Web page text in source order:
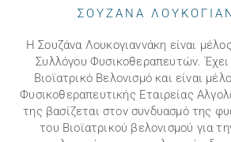
ΣΟΥΖΑΝΑ
Η Σουζάνα Λουκογιαννάκη είναι
Συλλόγου Φυσικοθεραπευτών. Έχει
Βιοϊατρικό Βελονισμό και είναι
Φυσικοθεραπευτικής Εταιρείας
της βασίζεται στον συνδυασμό της
του Βιοϊατρικού βελονισμού για